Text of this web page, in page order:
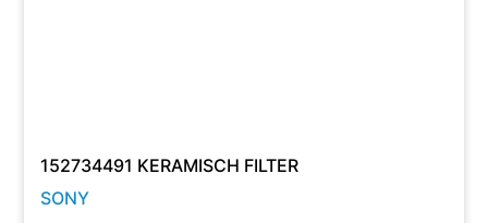
152734491 KERAMISCH FILTER
SONY